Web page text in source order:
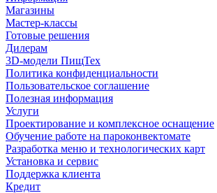
Магазины
Мастер-классы
Готовые решения
Дилерам
3D-модели ПищТех
Политика конфиденциальности
Пользовательское соглашение
Полезная информация
Услуги
Проектирование и комплексное оснащение
Обучение работе на пароконвектомате
Разработка меню и технологических карт
Установка и сервис
Поддержка клиента
Кредит